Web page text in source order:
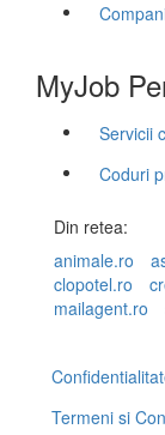
MyJob
Servicii
Coduri
Din retea:
animale.ro
clopotel.ro
mailagent.ro
Termeni si